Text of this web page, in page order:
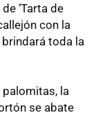
‘Tarta de
con la
toda la
palomitas, la
se abate